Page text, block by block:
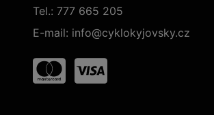
Tel.: 777 665 205
E-mail: info@cyklokyjovsky.cz